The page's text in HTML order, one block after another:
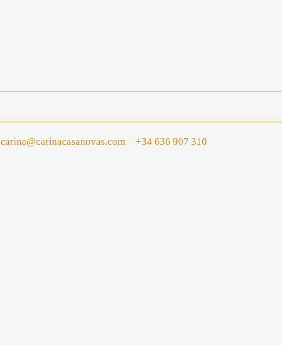
carina@carinacasanovas.com +34 636 907 310